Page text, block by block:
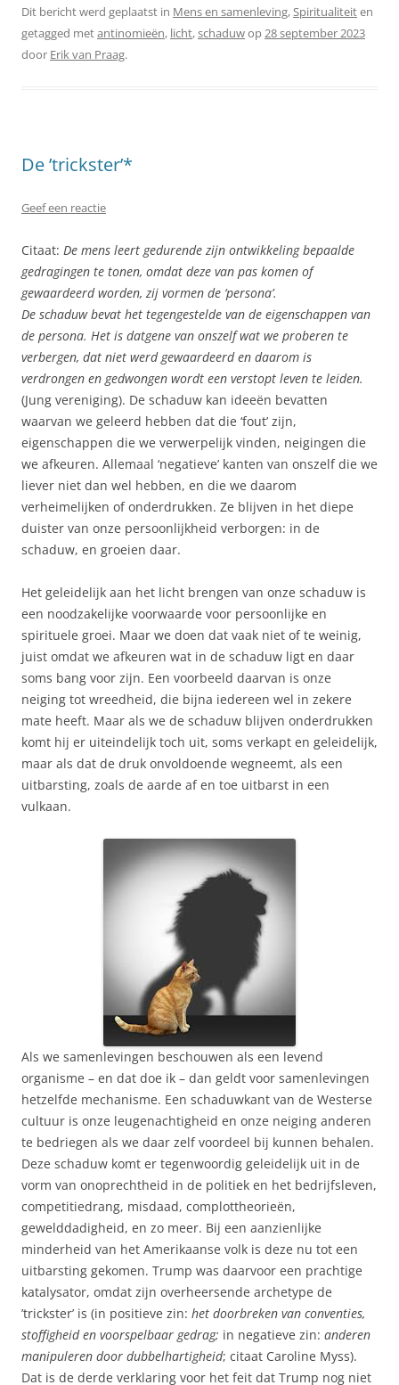
Dit bericht werd geplaatst in Mens en samenleving,Spiritualiteiten
getagged metantinomieën, licht,schaduwop28 september 2023
door Erik van Praag.
De ’trickster’*
Geef een reactie
Citaat: De mens leert gedurende zijn ontwikkeling bepaalde
gedragingen te tonen, omdat deze van pas komen of
gewaardeerd worden, zij vormen de ‘persona’.
De schaduw bevat het tegengestelde van de eigenschappen van
de persona. Het is datgene van onszelf wat we proberen te
verbergen, dat niet werd gewaardeerd en daarom is
verdrongen en gedwongen wordt een verstopt leven te leiden.
(Jung vereniging). De schaduw kan ideeën bevatten
waarvan we geleerd hebben dat die ‘fout’ zijn,
eigenschappen die we verwerpelijk vinden, neigingen die
we afkeuren. Allemaal ‘negatieve’ kanten van onszelf die we
liever niet dan wel hebben, en die we daarom
verheimelijken of onderdrukken. Ze blijven in het diepe
duister van onze persoonlijkheid verborgen: in de
schaduw, en groeien daar.
Het geleidelijk aan het licht brengen van onze schaduw is
een noodzakelijke voorwaarde voor persoonlijke en
spirituele groei. Maar we doen dat vaak niet of te weinig,
juist omdat we afkeuren wat in de schaduw ligt en daar
soms bang voor zijn. Een voorbeeld daarvan is onze
neiging tot wreedheid, die bijna iedereen wel in zekere
mate heeft. Maar als we de schaduw blijven onderdrukken
komt hij er uiteindelijk toch uit, soms verkapt en geleidelijk,
maar als dat de druk onvoldoende wegneemt, als een
uitbarsting, zoals de aarde af en toe uitbarst in een
vulkaan.
Als we samenlevingen beschouwen als een levend
organisme – en dat doe ik – dan geldt voor samenlevingen
hetzelfde mechanisme. Een schaduwkant van de Westerse
cultuur is onze leugenachtigheid en onze neiging anderen
te bedriegen als we daar zelf voordeel bij kunnen behalen.
Deze schaduw komt er tegenwoordig geleidelijk uit in de
vorm van onoprechtheid in de politiek en het bedrijfsleven,
competitiedrang, misdaad, complottheorieën,
gewelddadigheid, en zo meer. Bij een aanzienlijke
minderheid van het Amerikaanse volk is deze nu tot een
uitbarsting gekomen. Trump was daarvoor een prachtige
katalysator, omdat zijn overheersende archetype de
’trickster’ is (in positieve zin: het doorbreken van conventies,
stoffigheid en voorspelbaar gedrag; in negatieve zin: anderen
manipuleren door dubbelhartigheid; citaat Caroline Myss).
Dat is de derde verklaring voor het feit dat Trump nog niet